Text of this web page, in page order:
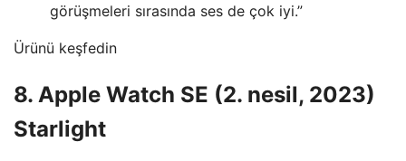
görüşmeleri sırasında ses de çok iyi.”
Ürünü keşfedin
8. Apple Watch SE (2. nesil, 2023)
Starlight